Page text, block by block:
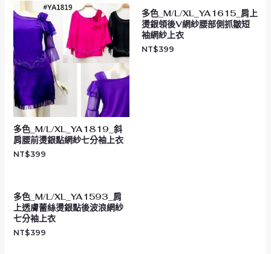
多色_M/L/XL_YA1819_斜
肩腰前燙銀點網紗七分袖上衣
NT$399
多色_M/L/XL_YA1615_肩上
燙銀領後V網紗腰部側抓皺短
袖網紗上衣
NT$399
多色_M/L/XL_YA1593_肩
上透膚蕾絲燙銀點後波浪網紗
七分袖上衣
NT$399